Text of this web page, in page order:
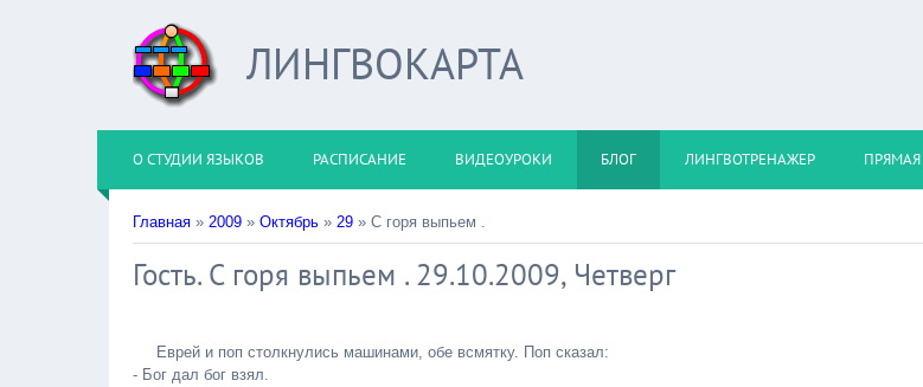
ЛИНГВОКАРТА
О СТУДИИ ЯЗЫКОВ РАСПИСАНИЕ ВИДЕОУРОКИ БЛОГ ЛИНГВОТРЕНАЖЕР
Главная » 2009 » Октябрь » 29 » С горя выпьем .
Гость. С горя выпьем . 29.10.2009, Четверг
Еврей и поп столкнулись машинами, обе всмятку. Поп сказал:
- Бог дал бог взял.